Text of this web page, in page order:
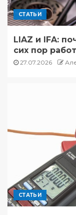
СТАТЬИ
LIAZ и IFA:
сих пор
27.07.2026
СТАТЬИ